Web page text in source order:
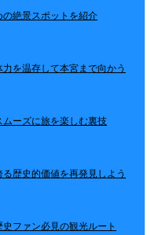
絶景スポットを紹介
を温存して本宮まで向かう
ーズに旅を楽しむ裏技
歴史的価値を再発見しよう
ファン必見の観光ルート